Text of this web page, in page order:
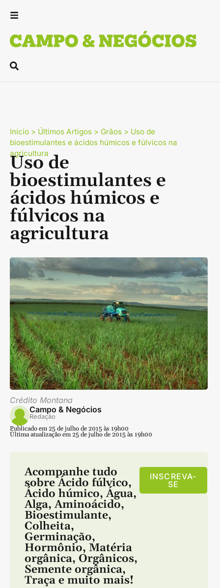
Início > Últimos Artigos > Grãos > Uso de
bioestimulantes e ácidos húmicos e fúlvicos na
agricultura
Uso de
bioestimulantes e
ácidos húmicos e
fúlvicos na
agricultura
Crédito Montana
Campo & Negócios
Redação
Publicado em 25 de julho de 2015 às 19h00
Última atualização em 25 de julho de 2015 às 19h00
Acompanhe tudo
sobreÁcido fúlvico,
Ácido húmico, Água,
Alga, Aminoácido,
Bioestimulante,
Colheita,
Germinação,
Hormônio, Matéria
orgânica, Orgânicos,
Semente orgânica,
Traça e muito mais!
INSCREVA-
SE